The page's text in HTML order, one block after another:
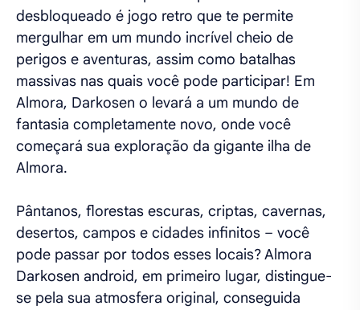
desbloqueado é jogo retro que te permite
mergulhar em um mundo incrível cheio de
perigos e aventuras, assim como batalhas
massivas nas quais você pode participar! Em
Almora, Darkosen o levará a um mundo de
fantasia completamente novo, onde você
começará sua exploração da gigante ilha de
Almora.
Pântanos, florestas escuras, criptas, cavernas,
desertos, campos e cidades infinitos – você
pode passar por todos esses locais? Almora
Darkosen android, em primeiro lugar, distingue-
se pela sua atmosfera original, conseguida